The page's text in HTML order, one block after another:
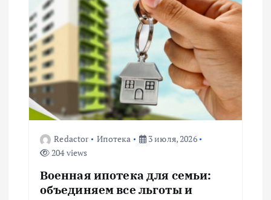
и
я
п
о
Redactor Ипотека
3 июля, 2026
204 views
Военная ипотека для семьи:
объединяем все льготы и